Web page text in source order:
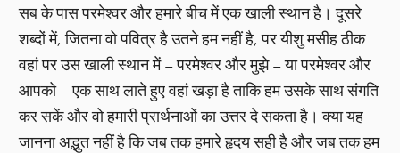
सब के पास परमेश्वर और हमारे बीच में एक खाली स्थान है। दूसरे
शब्दों में, जितना वो पवित्र है उतने हम नहीं है, पर यीशु मसीह ठीक
वहां पर उस खाली स्थान में – परमेश्वर और मुझे – या परमेश्वर और
आपको – एक साथ लाते हुए वहां खड़ा है ताकि हम उसके साथ संगति
कर सकें और वो हमारी प्रार्थनाओं का उत्तर दे सकता है। क्या यह
जानना अद्भुत नहीं है कि जब तक हमारे हृदय सही है और जब तक हम